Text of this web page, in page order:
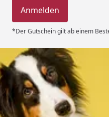
Anmelden
*Der Gutschein gilt ab einem